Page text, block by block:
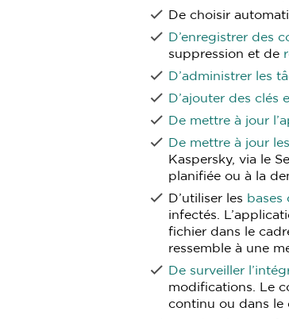
De choisir
D’enregistrer des
suppression et de
D’administrer les
D’ajouter des clés
De mettre à jour
De mettre à jour
Kaspersky, via le
planifiée ou à la
D’utiliser les bases
infectés.
fichier dans le
ressemble à une
De surveiller
modifications. Le
continu ou dans le